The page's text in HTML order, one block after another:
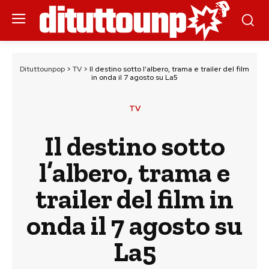
Dituttounpop > TV > Il destino sotto l’albero, trama e trailer del film
in onda il 7 agosto su La5
TV
Il destino sotto
l’albero, trama e
trailer del film in
onda il 7 agosto su
La5